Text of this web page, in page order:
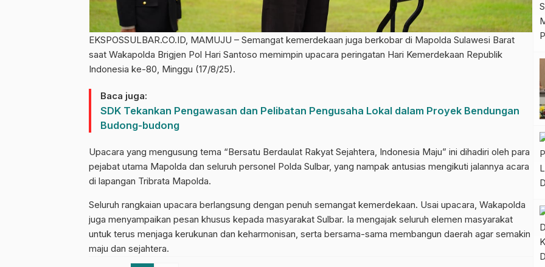
EKSPOSSULBAR.CO.ID, MAMUJU – Semangat kemerdekaan juga berkobar di Mapolda Sulawesi Barat
saat Wakapolda Brigjen Pol Hari Santoso memimpin upacara peringatan Hari Kemerdekaan Republik
Indonesia ke-80, Minggu (17/8/25).
Baca juga:
SDK Tekankan Pengawasan dan Pelibatan Pengusaha Lokal dalam Proyek Bendungan
Budong-budong
Upacara yang mengusung tema “Bersatu Berdaulat Rakyat Sejahtera, Indonesia Maju” ini dihadiri oleh para
pejabat utama Mapolda dan seluruh personel Polda Sulbar, yang nampak antusias mengikuti jalannya acara
di lapangan Tribrata Mapolda.
Seluruh rangkaian upacara berlangsung dengan penuh semangat kemerdekaan. Usai upacara, Wakapolda
juga menyampaikan pesan khusus kepada masyarakat Sulbar. Ia mengajak seluruh elemen masyarakat
untuk terus menjaga kerukunan dan keharmonisan, serta bersama-sama membangun daerah agar semakin
maju dan sejahtera.